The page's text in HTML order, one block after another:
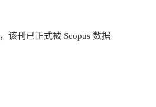
该刊已正式被 Scopus 数据